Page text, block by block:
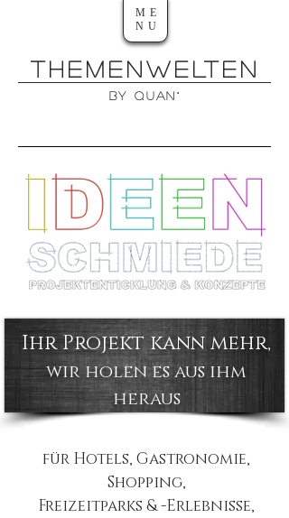
THEMENWELTEn
by QUAN°
ME
NU
Ihr Projekt kann mehr,
wir holen es aus ihm
heraus
für Hotels, Gastronomie,
Shopping,
Freizeitparks & -Erlebnisse,